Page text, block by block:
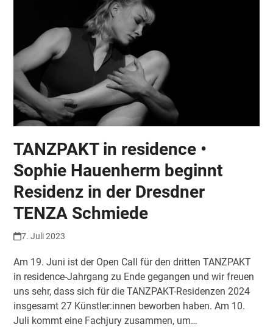
TANZPAKT in residence •
Sophie Hauenherm beginnt
Residenz in der Dresdner
TENZA Schmiede
7. Juli 2023
Am 19. Juni ist der Open Call für den dritten TANZPAKT
in residence-Jahrgang zu Ende gegangen und wir freuen
uns sehr, dass sich für die TANZPAKT-Residenzen 2024
insgesamt 27 Künstler:innen beworben haben. Am 10.
Juli kommt eine Fachjury zusammen, um…